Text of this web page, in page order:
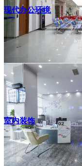
现代办公环境
室内装饰